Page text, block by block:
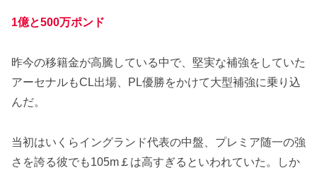
1億と500万ポンド
昨今の移籍金が高騰している中で、堅実な補強をしていた
アーセナルもCL出場、PL優勝をかけて大型補強に乗り込
んだ。
当初はいくらイングランド代表の中盤、プレミア随一の強
さを誇る彼でも105m￡は高すぎるといわれていた。しか